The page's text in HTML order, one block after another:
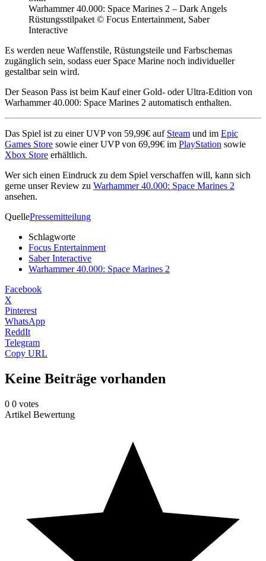
Warhammer 40.000: Space Marines 2 – Dark Angels
Rüstungsstilpaket © Focus Entertainment, Saber
Interactive
Es werden neue Waffenstile, Rüstungsteile und Farbschemas
zugänglich sein, sodass euer Space Marine noch individueller
gestaltbar sein wird.
Der Season Pass ist beim Kauf einer Gold- oder Ultra-Edition von
Warhammer 40.000: Space Marines 2 automatisch enthalten.
Das Spiel ist zu einer UVP von 59,99€ auf Steam und im Epic
Games Store sowie einer UVP von 69,99€ im PlayStation sowie
Xbox Store erhältlich.
Wer sich einen Eindruck zu dem Spiel verschaffen will, kann sich
gerne unser Review zu Warhammer 40.000: Space Marines 2
ansehen.
QuellePressemitteilung
Schlagworte
Focus Entertainment
Saber Interactive
Warhammer 40.000: Space Marines 2
Facebook
X
Pinterest
WhatsApp
ReddIt
Telegram
Copy URL
Keine Beiträge vorhanden
0 0 votes
Artikel Bewertung